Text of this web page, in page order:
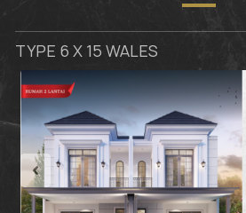
TYPE 6 X 15 WALES